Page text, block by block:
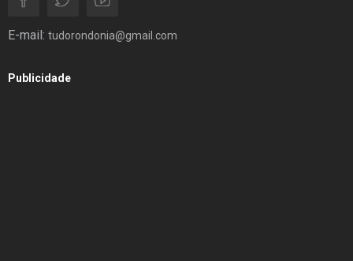
E-mail: tudorondonia@gmail.com
Publicidade